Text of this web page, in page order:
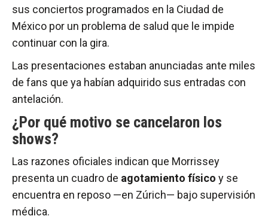
sus conciertos programados en la Ciudad de
México por un problema de salud que le impide
continuar con la gira.
Las presentaciones estaban anunciadas ante miles
de fans que ya habían adquirido sus entradas con
antelación.
¿Por qué motivo se cancelaron los
shows?
Las razones oficiales indican que Morrissey
presenta un cuadro de agotamiento físico y se
encuentra en reposo —en Zúrich— bajo supervisión
médica.